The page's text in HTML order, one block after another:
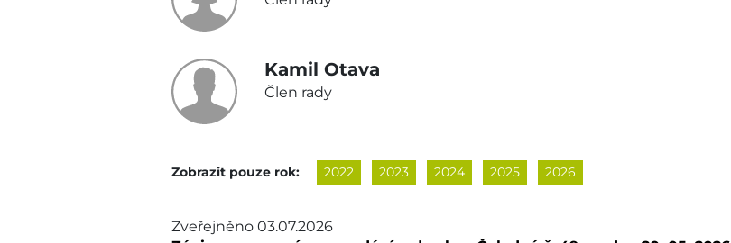
Kamil Otava
Člen rady
Zobrazit pouze rok: 2022 2023 2024 2025 2026
Zveřejněno 03.07.2026